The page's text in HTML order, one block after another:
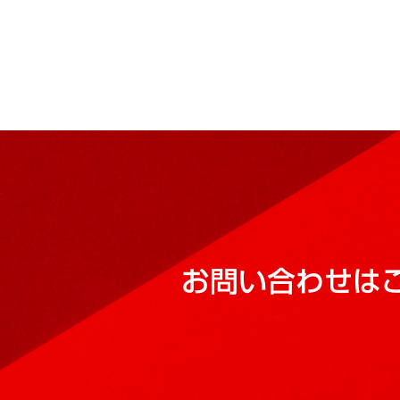
お問い合わせは